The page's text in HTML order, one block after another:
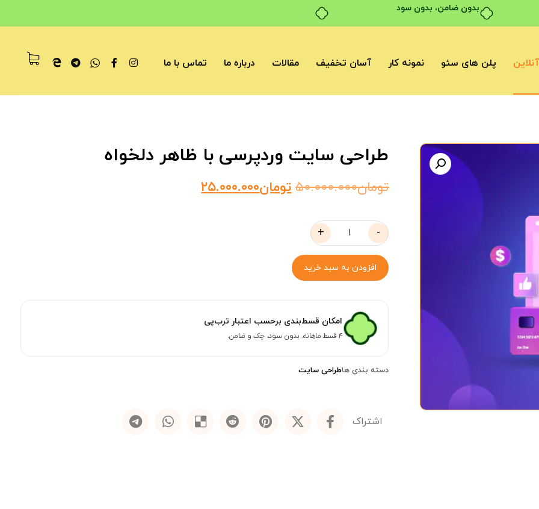
بدون ضامن، بدون سود
پلن های سئو نمونه کار آسان تخفیف مقالات درباره ما تماس با ما
طراحی سایت وردپرسی با ظاهر دلخواه
تومان۵۰.۰۰۰.۰۰۰ تومان۲۵.۰۰۰.۰۰۰
-
+
افزودن به سبد خرید
امکان قسط‌بندی برحسب اعتبار ترب‌پی
۴ قسط ماهانه. بدون سود، چک و ضامن.
دسته بندی هاطراحی سایت